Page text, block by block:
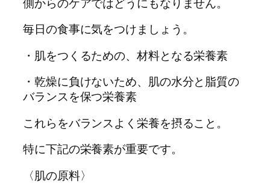
側からのケアではどうにもなりません。
毎日の食事に気をつけましょう。
・肌をつくるための、材料となる栄養素
・乾燥に負けないため、肌の水分と脂質の
バランスを保つ栄養素
これらをバランスよく栄養を摂ること。
特に下記の栄養素が重要です。
〈肌の原料〉